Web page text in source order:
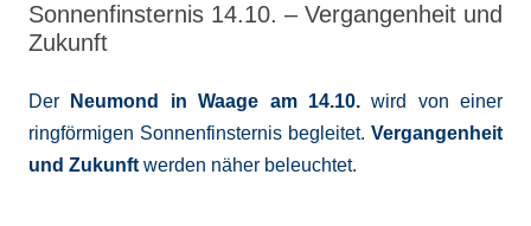
Sonnenfinsternis 14.10. – Vergangenheit und
Zukunft
Der Neumond in Waage am 14.10.wird von einer
ringförmigen Sonnenfinsternis begleitet. Vergangenheit
und Zukunft werden näher beleuchtet.